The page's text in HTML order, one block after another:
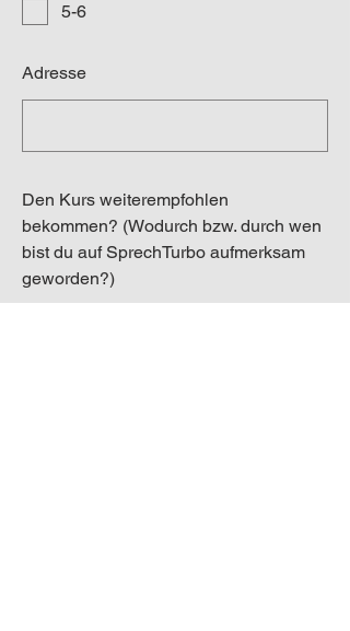
5-6
Adresse
Den Kurs weiterempfohlen
bekommen? (Wodurch bzw. durch wen
bist du auf SprechTurbo aufmerksam
geworden?)